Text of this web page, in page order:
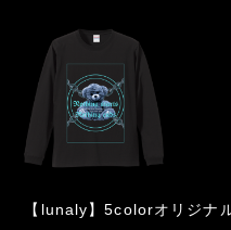
【lunaly】5colorオリジナ